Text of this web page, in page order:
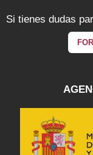
Si tienes dudas